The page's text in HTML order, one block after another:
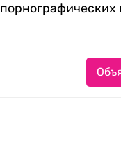
порнографических